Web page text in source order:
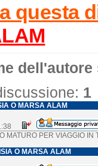
questa
1
O MARSA ALAM
MATURO PER VIAGGIO IN
O MARSA ALAM